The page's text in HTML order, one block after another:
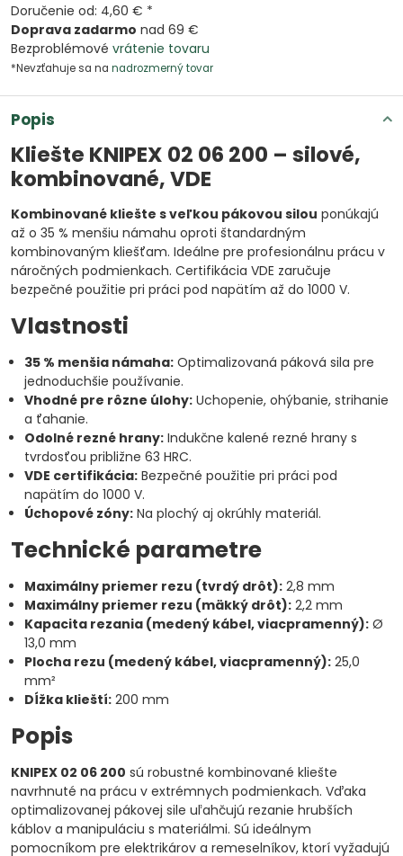
Doručenie od: 4,60 € *
Doprava zadarmo nad 69 €
Bezproblémové vrátenie tovaru
*Nevzťahuje sa na nadrozmerný tovar
Popis
Kliešte KNIPEX 02 06 200 – silové,
kombinované, VDE
Kombinované kliešte s veľkou pákovou silou ponúkajú
až o 35 % menšiu námahu oproti štandardným
kombinovaným kliešťam. Ideálne pre profesionálnu prácu v
náročných podmienkach. Certifikácia VDE zaručuje
bezpečné použitie pri práci pod napätím až do 1000 V.
Vlastnosti
35 % menšia námaha: Optimalizovaná páková sila pre
jednoduchšie používanie.
Vhodné pre rôzne úlohy: Uchopenie, ohýbanie, strihanie
a ťahanie.
Odolné rezné hrany: Indukčne kalené rezné hrany s
tvrdosťou približne 63 HRC.
VDE certifikácia: Bezpečné použitie pri práci pod
napätím do 1000 V.
Úchopové zóny: Na plochý aj okrúhly materiál.
Technické parametre
Maximálny priemer rezu (tvrdý drôt): 2,8 mm
Maximálny priemer rezu (mäkký drôt): 2,2 mm
Kapacita rezania (medený kábel, viacpramenný): Ø
13,0 mm
Plocha rezu (medený kábel, viacpramenný): 25,0
mm²
Dĺžka klieští: 200 mm
Popis
KNIPEX 02 06 200 sú robustné kombinované kliešte
navrhnuté na prácu v extrémnych podmienkach. Vďaka
optimalizovanej pákovej sile uľahčujú rezanie hrubších
káblov a manipuláciu s materiálmi. Sú ideálnym
pomocníkom pre elektrikárov a remeselníkov, ktorí vyžadujú